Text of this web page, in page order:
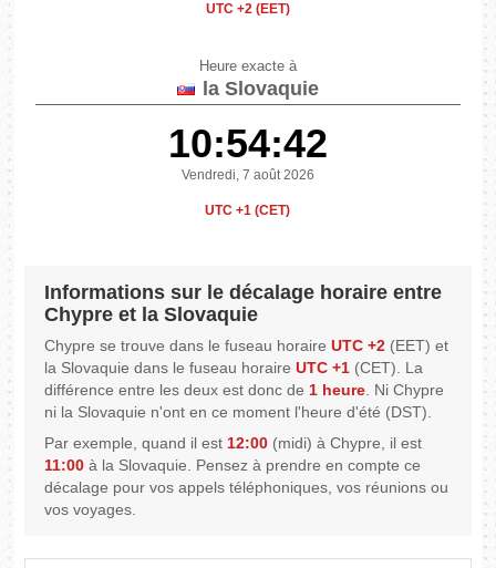
UTC +2 (EET)
Heure exacte à
la Slovaquie
10:54:42
Vendredi, 7 août 2026
UTC +1 (CET)
Informations sur le décalage horaire entre
Chypre et la Slovaquie
Chypre se trouve dans le fuseau horaireUTC +2 (EET) et
la Slovaquie dans le fuseau horaireUTC +1 (CET). La
différence entre les deux est donc de1 heure. Ni Chypre
ni la Slovaquie n'ont en ce moment l'heure d'été (DST).
Par exemple, quand il est12:00 (midi) à Chypre, il est
11:00 à la Slovaquie. Pensez à prendre en compte ce
décalage pour vos appels téléphoniques, vos réunions ou
vos voyages.